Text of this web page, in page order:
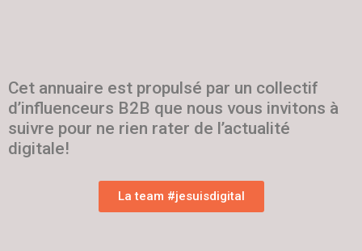
Cet annuaire est propulsé par un collectif
d’influenceurs B2B que nous vous invitons à
suivre pour ne rien rater de l’actualité
digitale!
La team #jesuisdigital